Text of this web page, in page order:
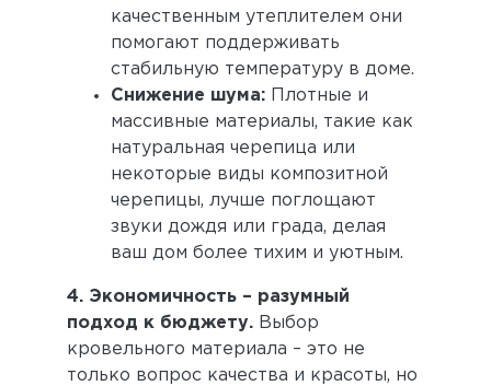
качественным утеплителем они
помогают поддерживать
стабильную температуру в доме.
Снижение шума: Плотные и
массивные материалы, такие как
натуральная черепица или
некоторые виды композитной
черепицы, лучше поглощают
звуки дождя или града, делая
ваш дом более тихим и уютным.
4. Экономичность – разумный
подход к бюджету. Выбор
кровельного материала – это не
только вопрос качества и красоты, но